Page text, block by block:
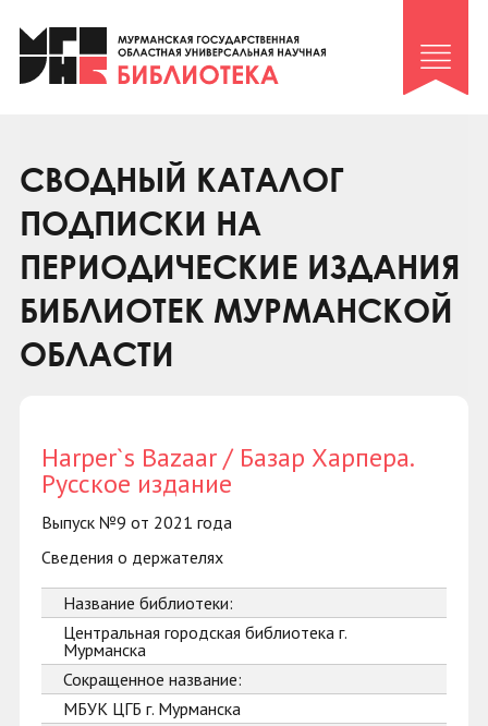
Клуб «Гиря и сельдерей»
Клуб «Семейный архив»
Коллегам
Контакты
СВОДНЫЙ КАТАЛОГ
ПОДПИСКИ НА
ПЕРИОДИЧЕСКИЕ ИЗДАНИЯ
БИБЛИОТЕК МУРМАНСКОЙ
ОБЛАСТИ
Harper`s Bazaar / Базар Харпера.
Русское издание
Выпуск №9 от 2021 года
Сведения о держателях
Название библиотеки:
Центральная городская библиотека г.
Мурманска
Сокращенное название:
МБУК ЦГБ г. Мурманска